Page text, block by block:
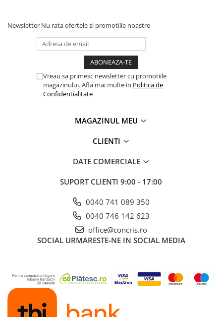
Newsletter Nu rata ofertele si promotiile noastre
Vreau sa primesc newsletter cu promotiile
magazinului. Afla mai multe in Politica de
Confidentialitate
MAGAZINUL MEU
CLIENTI
DATE COMERCIALE
SUPORT CLIENTI 9:00 - 17:00
0040 741 089 350
0040 746 142 623
office@concris.ro
SOCIAL URMARESTE-NE IN SOCIAL MEDIA